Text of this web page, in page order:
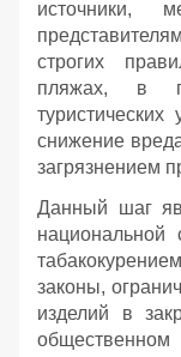
источники,
строгих
пляжах, в
снижение
загрязнением
Данный шаг
законы,
изделий в